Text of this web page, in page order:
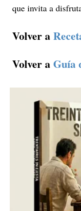
que invita a
Volver a
Volver aGuía